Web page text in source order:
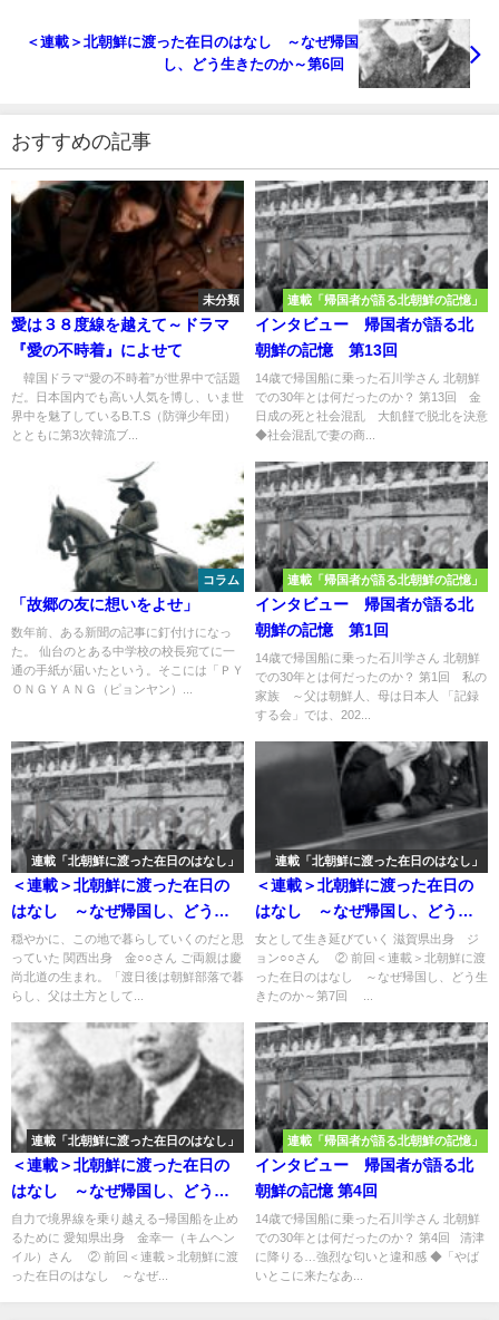
＜連載＞北朝鮮に渡った在日のはなし ～なぜ帰国
し、どう生きたのか～第6回
おすすめの記事
未分類
愛は３８度線を越えて～ドラマ
『愛の不時着』によせて
韓国ドラマ“愛の不時着”が世界中で話題
だ。日本国内でも高い人気を博し、いま世
界中を魅了しているB.T.S（防弾少年団）
とともに第3次韓流ブ...
連載「帰国者が語る北朝鮮の記憶」
インタビュー 帰国者が語る北
朝鮮の記憶 第13回
14歳で帰国船に乗った石川学さん 北朝鮮
での30年とは何だったのか？ 第13回 金
日成の死と社会混乱 大飢饉で脱北を決意
◆社会混乱で妻の商...
コラム
「故郷の友に想いをよせ」
数年前、ある新聞の記事に釘付けになっ
た。 仙台のとある中学校の校長宛てに一
通の手紙が届いたという。そこには「ＰＹ
ＯＮＧＹＡＮＧ（ピョンヤン）...
連載「帰国者が語る北朝鮮の記憶」
インタビュー 帰国者が語る北
朝鮮の記憶 第1回
14歳で帰国船に乗った石川学さん 北朝鮮
での30年とは何だったのか？ 第1回 私の
家族 ～父は朝鮮人、母は日本人 「記録
する会」では、202...
連載「北朝鮮に渡った在日のはなし」
＜連載＞北朝鮮に渡った在日の
はなし ～なぜ帰国し、どう生
きたのか～第9回
穏やかに、この地で暮らしていくのだと思
っていた 関西出身 金○○さん ご両親は慶
尚北道の生まれ。「渡日後は朝鮮部落で暮
らし、父は土方として...
連載「北朝鮮に渡った在日のはなし」
＜連載＞北朝鮮に渡った在日の
はなし ～なぜ帰国し、どう生
きたのか～第8回
女として生き延びていく 滋賀県出身 ジ
ョン○○さん ② 前回＜連載＞北朝鮮に渡
った在日のはなし ～なぜ帰国し、どう生
きたのか～第7回 ...
連載「北朝鮮に渡った在日のはなし」
＜連載＞北朝鮮に渡った在日の
はなし ～なぜ帰国し、どう生
きたのか～第6回
自力で境界線を乗り越える−帰国船を止め
るために 愛知県出身 金幸一（キムヘン
イル）さん ② 前回＜連載＞北朝鮮に渡
った在日のはなし ～なぜ...
連載「帰国者が語る北朝鮮の記憶」
インタビュー 帰国者が語る北
朝鮮の記憶 第4回
14歳で帰国船に乗った石川学さん 北朝鮮
での30年とは何だったのか？ 第4回 清津
に降りる…強烈な匂いと違和感 ◆「やば
いとこに来たなあ...